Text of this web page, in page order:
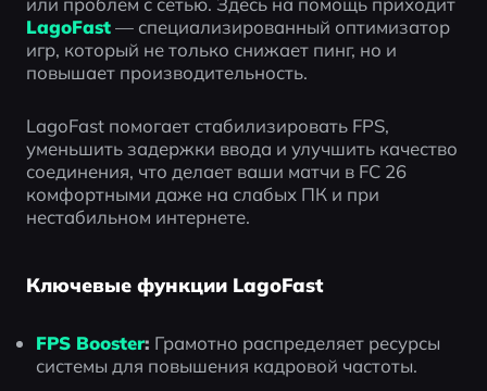
LagoFast— специализированный оптимизатор
игр, который не только снижает пинг, но и
повышает производительность.
LagoFast помогает стабилизировать FPS,
уменьшить задержки ввода и улучшить качество
соединения, что делает ваши матчи в FC 26
комфортными даже на слабых ПК и при
нестабильном интернете.
Ключевые функции LagoFast
FPS Booster: Грамотно распределяет ресурсы
системы для повышения кадровой частоты.